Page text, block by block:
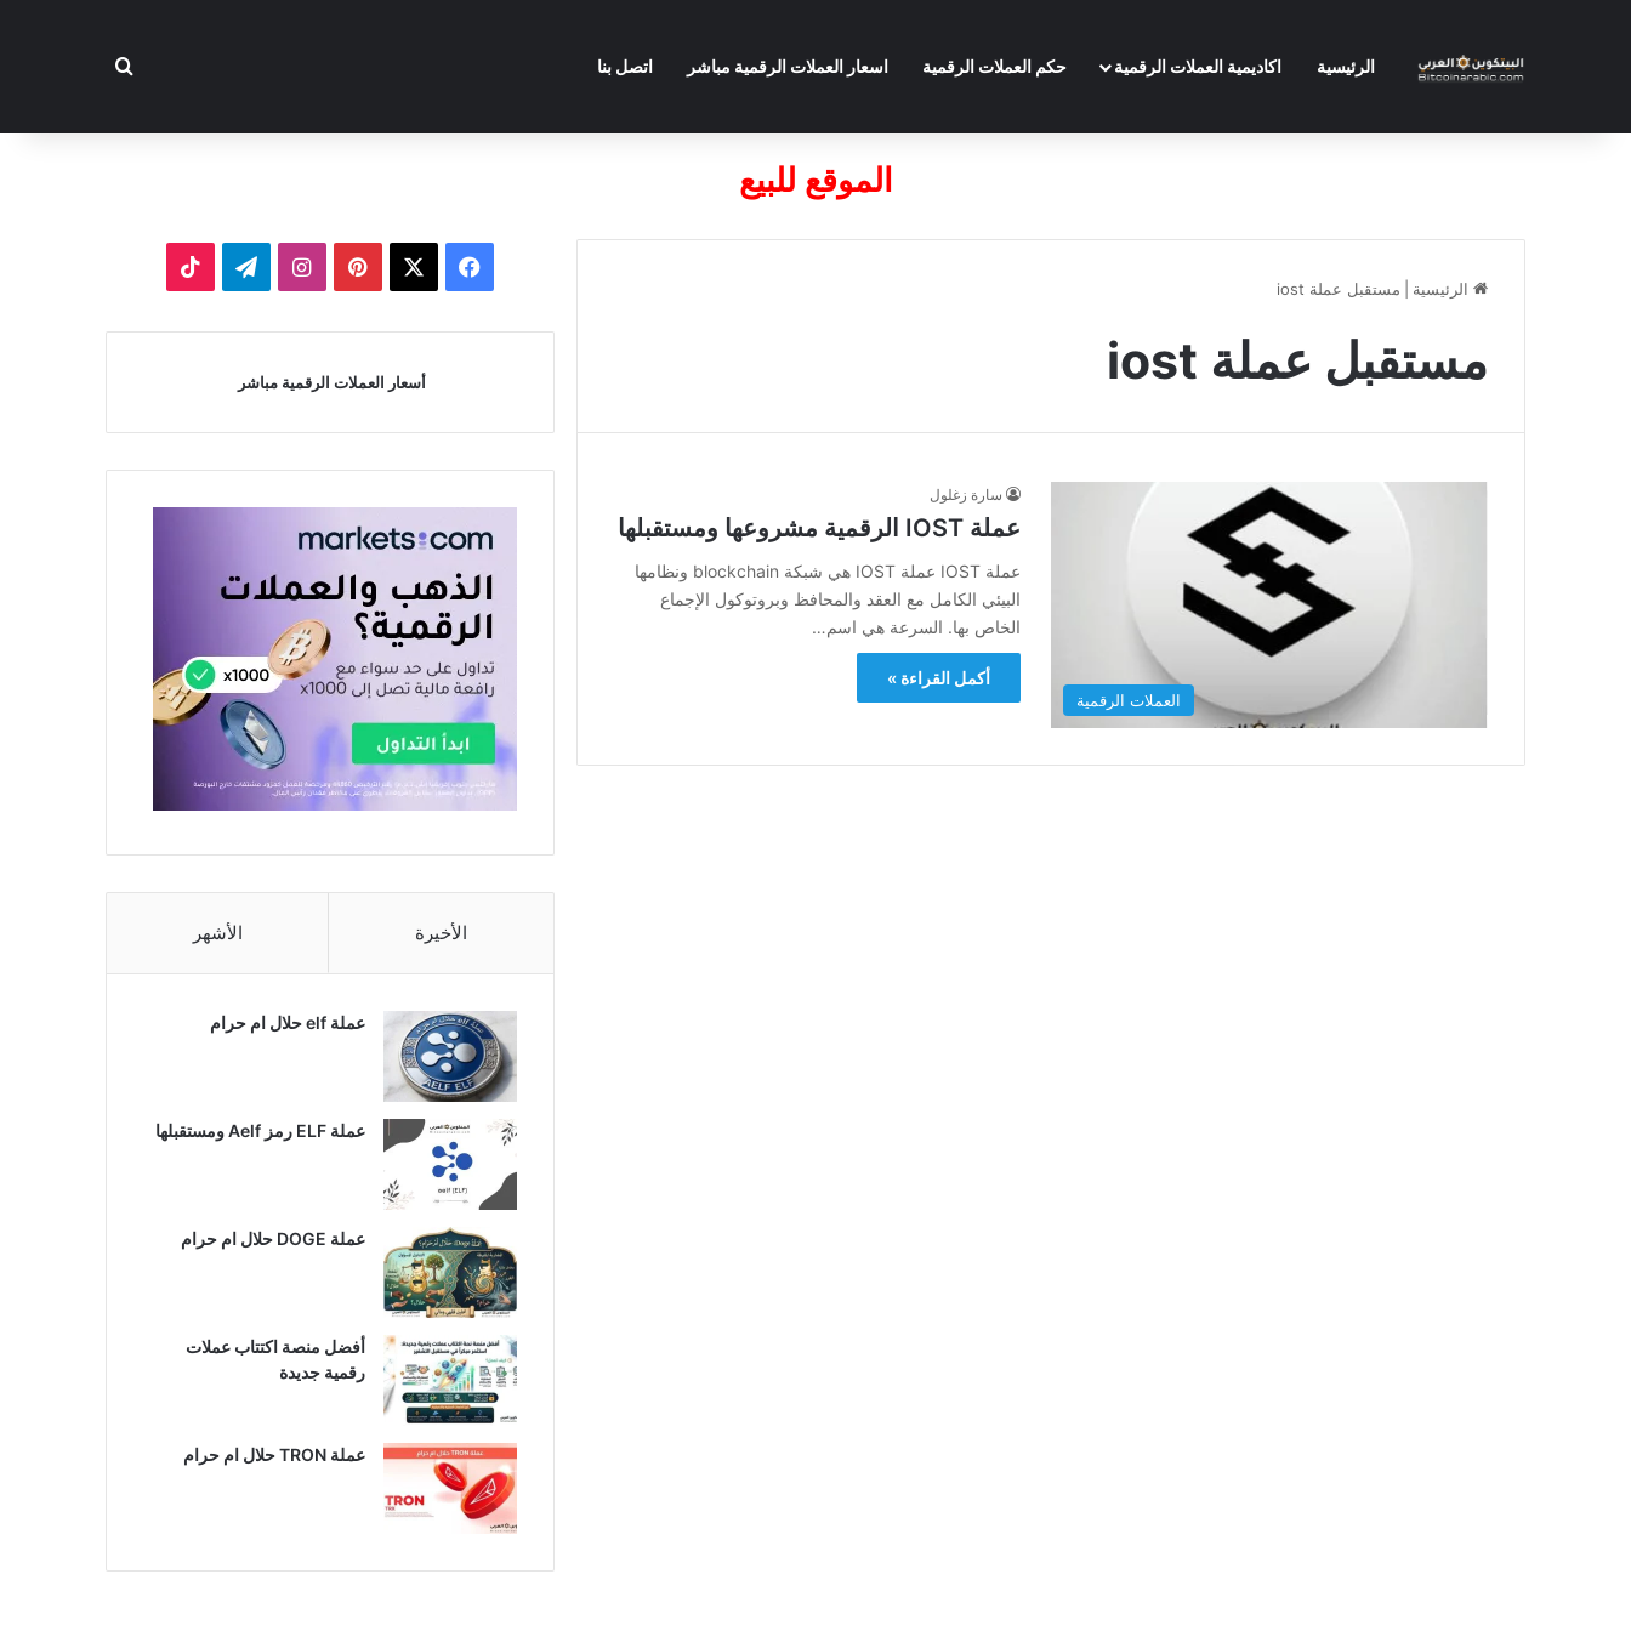
الرئيسية اكاديمية العملات الرقمية حكم العملات الرقمية اسعار العملات الرقمية مباشر اتصل بنا بحث عن
الموقع للبيع
الرئيسية مستقبل عملة iost
مستقبل عملة iost
العملات الرقمية
سارة زغلول
عملة IOST الرقمية مشروعها ومستقبلها
عملة IOST عملة IOST هي شبكة blockchain ونظامها
البيئي الكامل مع العقد والمحافظ وبروتوكول الإجماع
الخاص بها. السرعة هي اسم…
أكمل القراءة »
فيسبوك بينتيريستانستقرامتيلقرام
أسعار العملات الرقمية مباشر
الأخيرة الأشهر
عملة elf حلال ام حرام
عملة ELF رمز Aelf ومستقبلها
عملة DOGE حلال ام حرام
أفضل منصة اكتتاب عملات
رقمية جديدة
عملة TRON حلال ام حرام​